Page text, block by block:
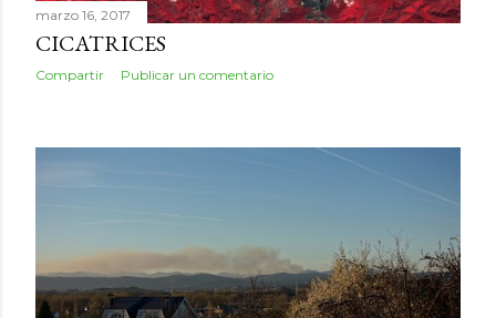
marzo 16, 2017
CICATRICES
Compartir Publicar un comentario